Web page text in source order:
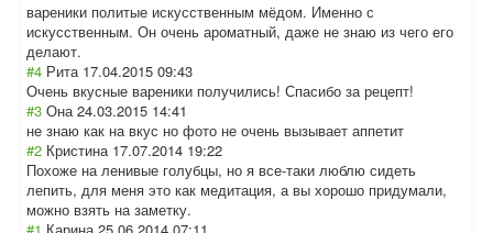
вареники политые искусственным мёдом. Именно с
искусственным. Он очень ароматный, даже не знаю из чего его
делают.
#4 Рита 17.04.2015 09:43
Очень вкусные вареники получились! Спасибо за рецепт!
#3 Она 24.03.2015 14:41
не знаю как на вкус но фото не очень вызывает аппетит
#2 Кристина 17.07.2014 19:22
Похоже на ленивые голубцы, но я все-таки люблю сидеть
лепить, для меня это как медитация, а вы хорошо придумали,
можно взять на заметку.